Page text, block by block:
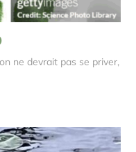
ne devrait pas se priver,